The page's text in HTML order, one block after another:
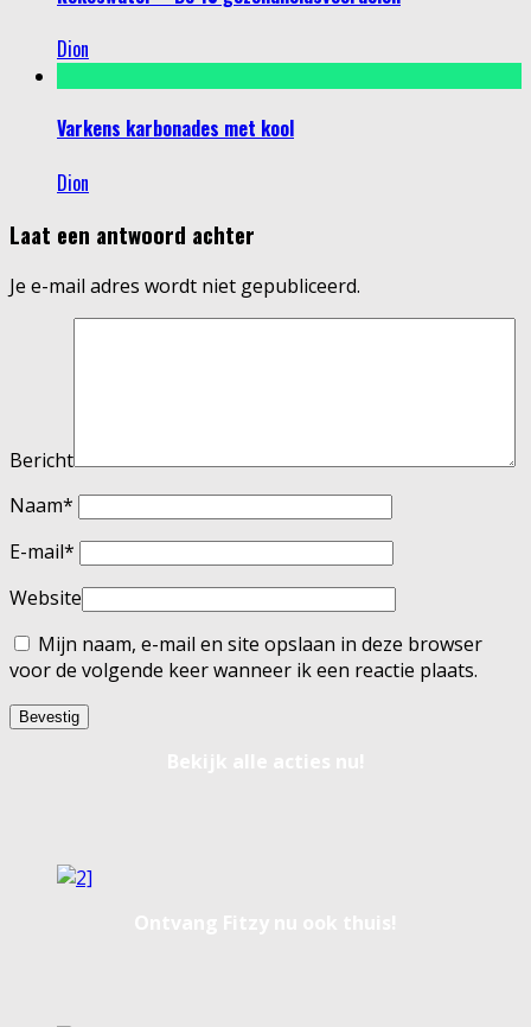
Dion
Varkens karbonades met kool
Dion
Laat een antwoord achter
Je e-mail adres wordt niet gepubliceerd.
Bericht
Naam*
E-mail*
Website
Mijn naam, e-mail en site opslaan in deze browser
voor de volgende keer wanneer ik een reactie plaats.